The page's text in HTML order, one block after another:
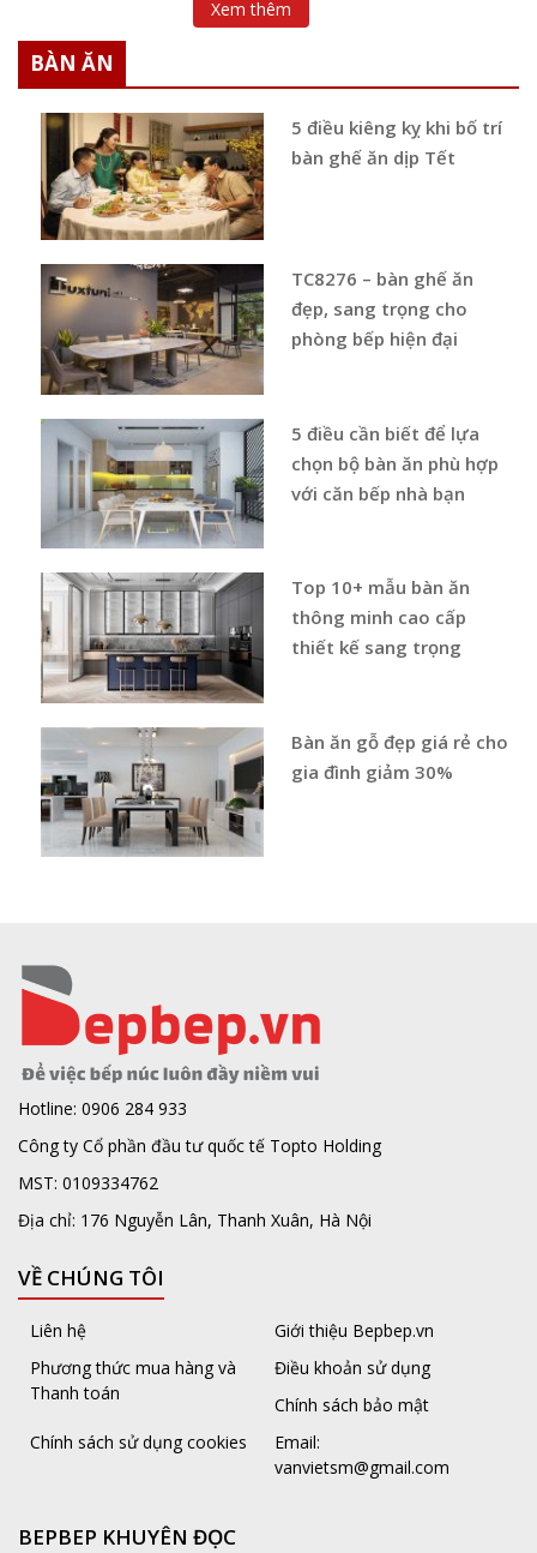
Xem thêm
BÀN ĂN
5 điều kiêng kỵ khi bố trí
bàn ghế ăn dịp Tết
TC8276 – bàn ghế ăn
đẹp, sang trọng cho
phòng bếp hiện đại
5 điều cần biết để lựa
chọn bộ bàn ăn phù hợp
với căn bếp nhà bạn
Top 10+ mẫu bàn ăn
thông minh cao cấp
thiết kế sang trọng
Bàn ăn gỗ đẹp giá rẻ cho
gia đình giảm 30%
Hotline: 0906 284 933
Công ty Cổ phần đầu tư quốc tế Topto Holding
MST: 0109334762
Địa chỉ: 176 Nguyễn Lân, Thanh Xuân, Hà Nội
VỀ CHÚNG TÔI
Liên hệ
Giới thiệu Bepbep.vn
Phương thức mua hàng và
Thanh toán
Điều khoản sử dụng
Chính sách bảo mật
Chính sách sử dụng cookies
Email:
vanvietsm@gmail.com
BEPBEP KHUYÊN ĐỌC